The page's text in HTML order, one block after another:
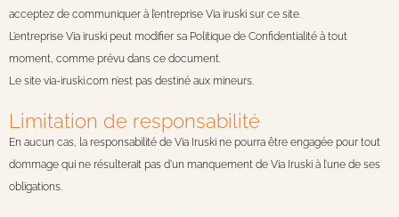
acceptez de communiquer à l’entreprise Via iruski sur ce site.
L’entreprise Via iruski peut modifier sa Politique de Confidentialité à tout
moment, comme prévu dans ce document.
Le site via-iruski.com n’est pas destiné aux mineurs.
Limitation de responsabilité
En aucun cas, la responsabilité de Via Iruski ne pourra être engagée pour tout
dommage qui ne résulterait pas d’un manquement de Via Iruski à l’une de ses
obligations.